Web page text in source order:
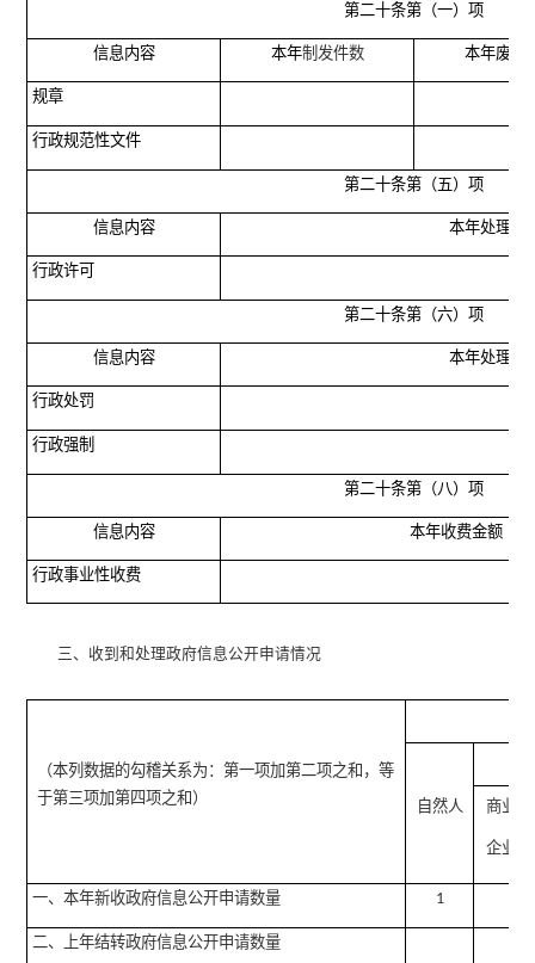
第二十条第（一）项
信息内容 本年制发件数 本年废止
规章
行政规范性文件
第二十条第（五）项
信息内容 本年处理决
行政许可
第二十条第（六）项
信息内容 本年处理决
行政处罚
行政强制
第二十条第（八）项
信息内容 本年收费金额（
行政事业性收费
三、收到和处理政府信息公开申请情况
（本列数据的勾稽关系为：第一项加第二项之和，等
于第三项加第四项之和）
自然人 商业
企业
一、本年新收政府信息公开申请数量 1
二、上年结转政府信息公开申请数量